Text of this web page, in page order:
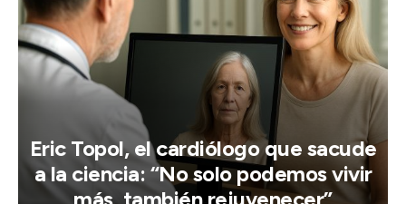
Eric Topol, el cardiólogo que sacude
a la ciencia: “No solo podemos vivir